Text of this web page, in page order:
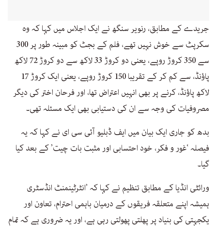
جریدے کے مطابق، رنویر سنگھ نے ایک اجلاس میں کہا کہ وہ
سکرپٹ سے خوش نہیں تھے، فلم کے بجٹ کو مبینہ طور پر 300
سے 350 کروڑ روپے، یعنی دو کروڑ 33 لاکھ سے دو کروڑ 72 لاکھ
پاؤنڈ، سے کم کر کے تقریبا 150 کروڑ روپے، یعنی ایک کروڑ 17
لاکھ پاؤنڈ، کرنے پر بھی انہیں اعتراض تھا، اور فرحان اختر کی دیگر
مصروفیات کی وجہ سے ان کی دستیابی بھی ایک مسئلہ تھی۔
بدھ کو جاری ایک بیان میں ایف ڈبلیو آئی سی ای نے کہا کہ یہ
فیصلہ ‘غور و فکر، خود احتسابی اور مثبت بات چیت’ کے بعد کیا
گیا۔
ورائٹی انڈیا کے مطابق تنظیم نے کہا کہ ’انٹرٹینمنٹ انڈسٹری
ہمیشہ اپنے متعلقہ فریقوں کے درمیان باہمی احترام، تعاون اور
یکجہتی کی بنیاد پر پھلتی پھولتی رہی ہے، اور یہ ضروری ہے کہ تمام